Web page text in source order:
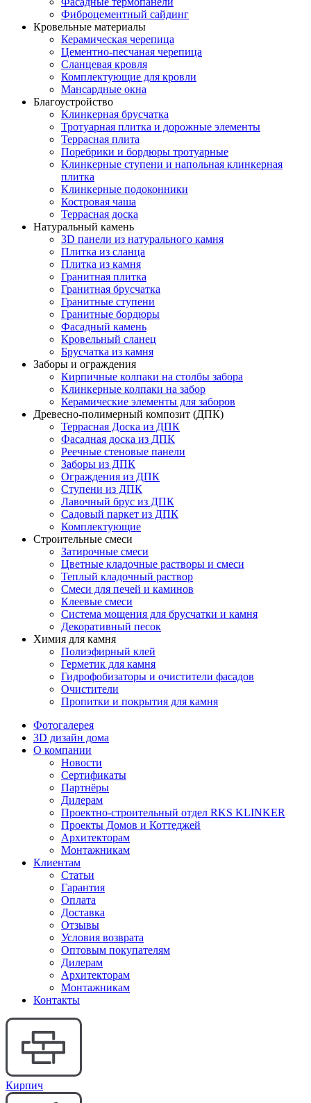
Фиброцементный сайдинг
Кровельные материалы
Керамическая черепица
Цементно-песчаная черепица
Сланцевая кровля
Комплектующие для кровли
Мансардные окна
Благоустройство
Клинкерная брусчатка
Тротуарная плитка и дорожные элементы
Террасная плита
Поребрики и бордюры тротуарные
Клинкерные ступени и напольная клинкерная
плитка
Клинкерные подоконники
Костровая чаша
Террасная доска
Натуральный камень
3D панели из натурального камня
Плитка из сланца
Плитка из камня
Гранитная плитка
Гранитная брусчатка
Гранитные ступени
Гранитные бордюры
Фасадный камень
Кровельный сланец
Брусчатка из камня
Заборы и ограждения
Кирпичные колпаки на столбы забора
Клинкерные колпаки на забор
Керамические элементы для заборов
Древесно-полимерный композит (ДПК)
Террасная Доска из ДПК
Фасадная доска из ДПК
Реечные стеновые панели
Заборы из ДПК
Ограждения из ДПК
Ступени из ДПК
Лавочный брус из ДПК
Садовый паркет из ДПК
Комплектующие
Строительные смеси
Затирочные смеси
Цветные кладочные растворы и смеси
Теплый кладочный раствор
Смеси для печей и каминов
Клеевые смеси
Система мощения для брусчатки и камня
Декоративный песок
Химия для камня
Полиэфирный клей
Герметик для камня
Гидрофобизаторы и очистители фасадов
Очистители
Пропитки и покрытия для камня
Фотогалерея
3D дизайн дома
О компании
Новости
Сертификаты
Партнёры
Дилерам
Проектно-строительный отдел RKS KLINKER
Проекты Домов и Коттеджей
Архитекторам
Монтажникам
Клиентам
Статьи
Гарантия
Оплата
Доставка
Отзывы
Условия возврата
Оптовым покупателям
Дилерам
Архитекторам
Монтажникам
Контакты
Кирпич